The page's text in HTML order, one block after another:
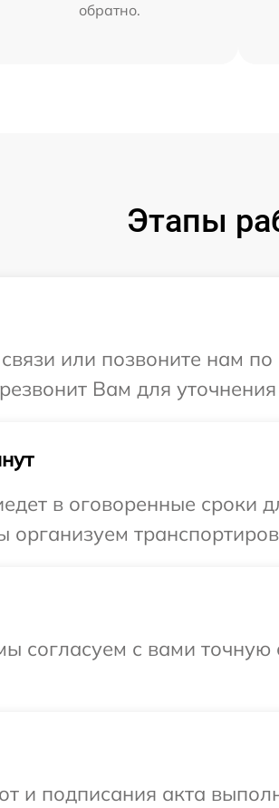
обратно.
Этапы
или позвоните нам
Вам для
в оговоренные сроки
организуем
согласуем с вами
и подписания акта